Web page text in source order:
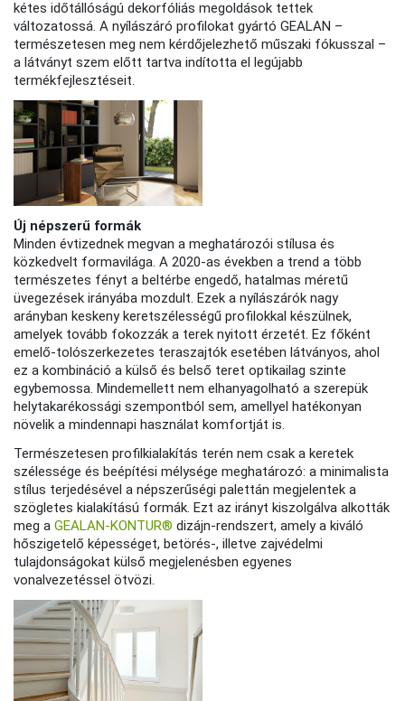
kétes időtállóságú dekorfóliás megoldások tettek
változatossá. A nyílászáró profilokat gyártó GEALAN –
természetesen meg nem kérdőjelezhető műszaki fókusszal –
a látványt szem előtt tartva indította el legújabb
termékfejlesztéseit.
Új népszerű formák
Minden évtizednek megvan a meghatározói stílusa és
közkedvelt formavilága. A 2020-as években a trend a több
természetes fényt a beltérbe engedő, hatalmas méretű
üvegezések irányába mozdult. Ezek a nyílászárók nagy
arányban keskeny keretszélességű profilokkal készülnek,
amelyek tovább fokozzák a terek nyitott érzetét. Ez főként
emelő-tolószerkezetes teraszajtók esetében látványos, ahol
ez a kombináció a külső és belső teret optikailag szinte
egybemossa. Mindemellett nem elhanyagolható a szerepük
helytakarékossági szempontból sem, amellyel hatékonyan
növelik a mindennapi használat komfortját is.
Természetesen profilkialakítás terén nem csak a keretek
szélessége és beépítési mélysége meghatározó: a minimalista
stílus terjedésével a népszerűségi palettán megjelentek a
szögletes kialakítású formák. Ezt az irányt kiszolgálva alkották
meg aGEALAN-KONTUR® dizájn-rendszert, amely a kiváló
hőszigetelő képességet, betörés-, illetve zajvédelmi
tulajdonságokat külső megjelenésben egyenes
vonalvezetéssel ötvözi.